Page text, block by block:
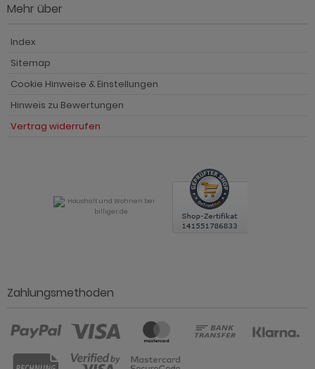
Mehr über
Index
Sitemap
Cookie Hinweise & Einstellungen
Hinweis zu Bewertungen
Vertrag widerrufen
Zahlungsmethoden